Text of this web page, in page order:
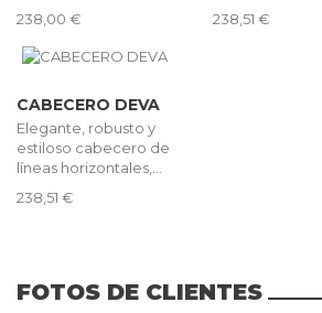
238,00 €
238,51 €
CABECERO DEVA
Elegante, robusto y
estiloso cabecero de
líneas horizontales,...
238,51 €
FOTOS DE CLIENTES